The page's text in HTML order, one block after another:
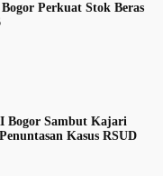
Perkuat Stok Beras
Bogor Sambut Kajari
Kasus RSUD